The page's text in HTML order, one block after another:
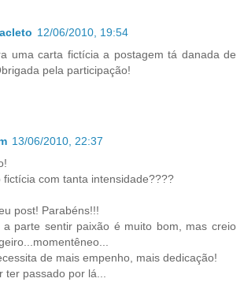
12/06/2010, 19:54
uma carta fictícia a postagem tá danada de
pela participação!
13/06/2010, 22:37
fictícia com tanta intensidade????
post! Parabéns!!!
a parte sentir paixão é muito bom, mas creio
de mais empenho, mais dedicação!
ter passado por lá...